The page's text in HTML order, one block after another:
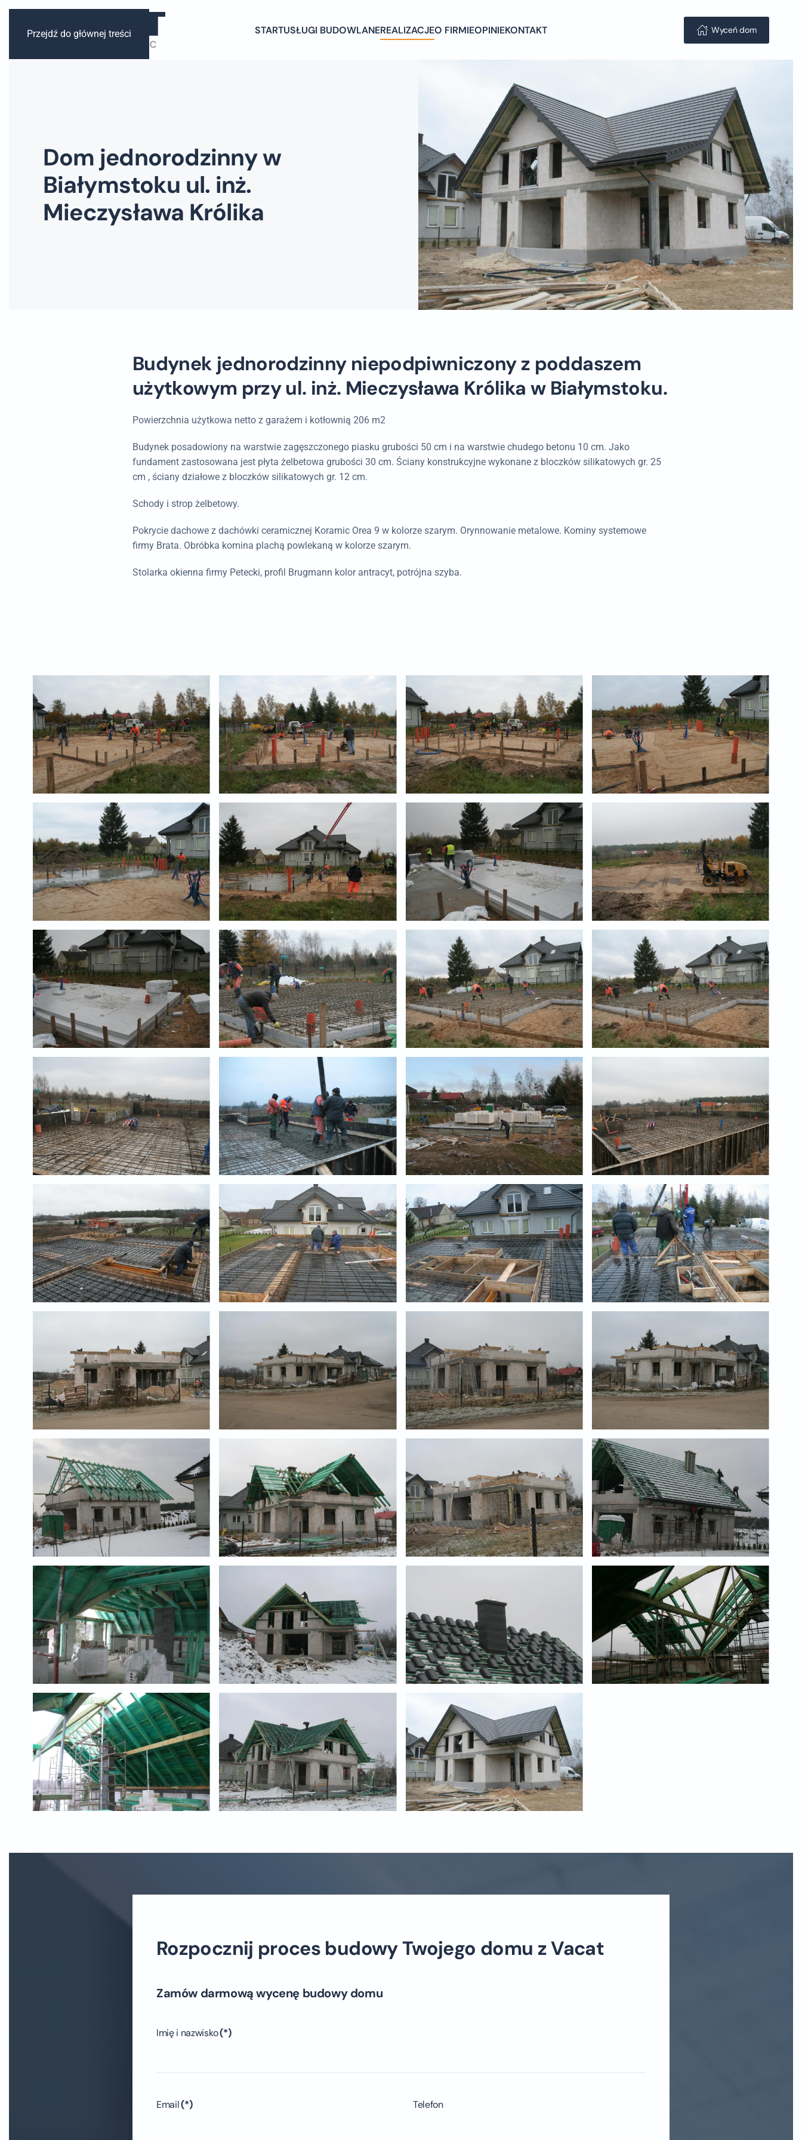
Przejdź do głównej treści STARTUSŁUGI BUDOWLANEREALIZACJEO FIRMIEOPINIEKONTAKT Wyceń dom
Dom jednorodzinny w
Białymstoku ul. inż.
Mieczysława Królika
Budynek jednorodzinny niepodpiwniczony z poddaszem
użytkowym przy ul. inż. Mieczysława Królika w Białymstoku.
Powierzchnia użytkowa netto z garażem i kotłownią 206 m2
Budynek posadowiony na warstwie zagęszczonego piasku grubości 50 cm i na warstwie chudego betonu 10 cm. Jako
fundament zastosowana jest płyta żelbetowa grubości 30 cm. Ściany konstrukcyjne wykonane z bloczków silikatowych gr. 25
cm , ściany działowe z bloczków silikatowych gr. 12 cm.
Schody i strop żelbetowy.
Pokrycie dachowe z dachówki ceramicznej Koramic Orea 9 w kolorze szarym. Orynnowanie metalowe. Kominy systemowe
firmy Brata. Obróbka komina plachą powlekaną w kolorze szarym.
Stolarka okienna firmy Petecki, profil Brugmann kolor antracyt, potrójna szyba.
Rozpocznij proces budowy Twojego domu z Vacat
Zamów darmową wycenę budowy domu
Imię i nazwisko(*)
Email(*) Telefon